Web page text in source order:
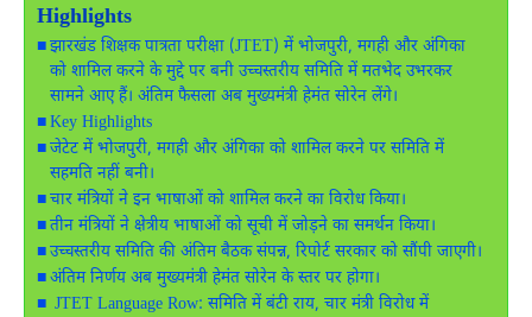
Highlights
झारखंड शिक्षक पात्रता परीक्षा (JTET) में भोजपुरी, मगही और अंगिका
को शामिल करने के मुद्दे पर बनी उच्चस्तरीय समिति में मतभेद उभरकर
सामने आए हैं। अंतिम फैसला अब मुख्यमंत्री हेमंत सोरेन लेंगे।
Key Highlights
जेटेट में भोजपुरी, मगही और अंगिका को शामिल करने पर समिति में
सहमति नहीं बनी।
चार मंत्रियों ने इन भाषाओं को शामिल करने का विरोध किया।
तीन मंत्रियों ने क्षेत्रीय भाषाओं को सूची में जोड़ने का समर्थन किया।
उच्चस्तरीय समिति की अंतिम बैठक संपन्न, रिपोर्ट सरकार को सौंपी जाएगी।
अंतिम निर्णय अब मुख्यमंत्री हेमंत सोरेन के स्तर पर होगा।
JTET Language Row: समिति में बंटी राय, चार मंत्री विरोध में